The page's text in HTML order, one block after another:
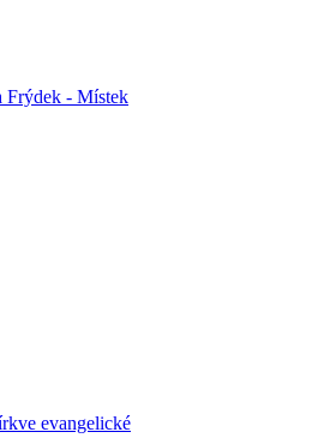
Frýdek - Místek
evangelické